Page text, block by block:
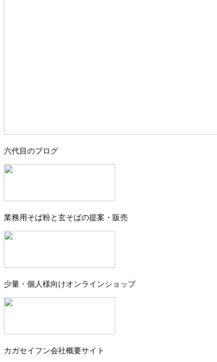
六代目のブログ
業務用そば粉と玄そばの提案・販売
少量・個人様向けオンラインショップ
カガセイフン会社概要サイト